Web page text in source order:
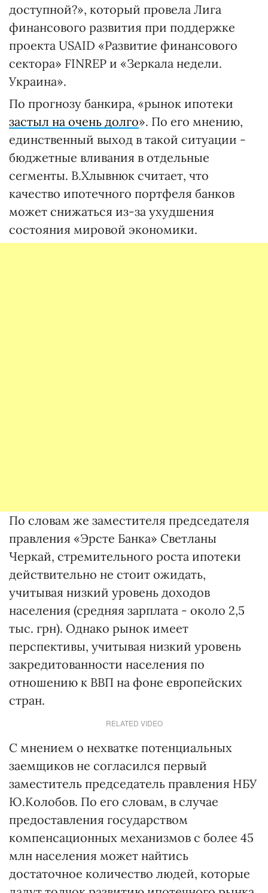
доступной?», который провела Лига
финансового развития при поддержке
проекта USAID «Развитие финансового
сектора» FINREP и «Зеркала недели.
Украина».
По прогнозу банкира, «рынок ипотеки
застыл на очень долго». По его мнению,
единственный выход в такой ситуации -
бюджетные вливания в отдельные
сегменты. В.Хлывнюк считает, что
качество ипотечного портфеля банков
может снижаться из-за ухудшения
состояния мировой экономики.
По словам же заместителя председателя
правления «Эрсте Банка» Светланы
Черкай, стремительного роста ипотеки
действительно не стоит ожидать,
учитывая низкий уровень доходов
населения (средняя зарплата - около 2,5
тыс. грн). Однако рынок имеет
перспективы, учитывая низкий уровень
закредитованности населения по
отношению к ВВП на фоне европейских
стран.
RELATED VIDEO
С мнением о нехватке потенциальных
заемщиков не согласился первый
заместитель председатель правления НБУ
Ю.Колобов. По его словам, в случае
предоставления государством
компенсационных механизмов с более 45
млн населения может найтись
достаточное количество людей, которые